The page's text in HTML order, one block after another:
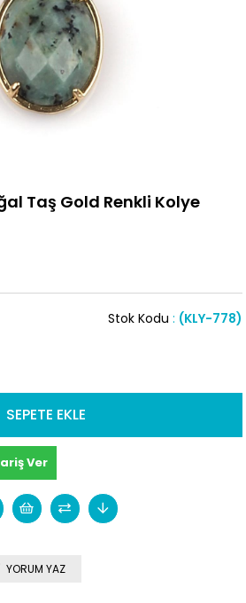
Taş Gold Renkli Kolye
(KLY-778)
Stok Kodu
Ver
YORUM YAZ